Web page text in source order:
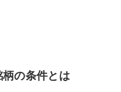
の条件とは